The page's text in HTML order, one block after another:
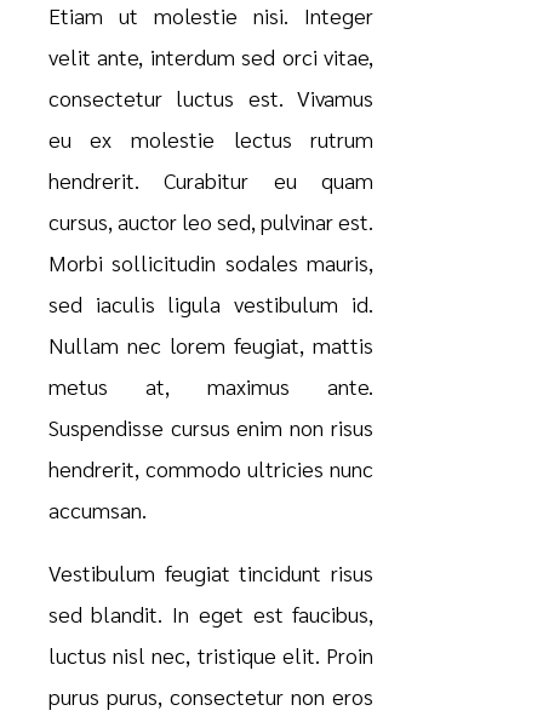
Etiam ut molestie nisi. Integer
velit ante, interdum sed orci vitae,
consectetur luctus est. Vivamus
eu ex molestie lectus rutrum
hendrerit. Curabitur eu quam
cursus, auctor leo sed, pulvinar est.
Morbi sollicitudin sodales mauris,
sed iaculis ligula vestibulum id.
Nullam nec lorem feugiat, mattis
metus at, maximus ante.
Suspendisse cursus enim non risus
hendrerit, commodo ultricies nunc
accumsan.
Vestibulum feugiat tincidunt risus
sed blandit. In eget est faucibus,
luctus nisl nec, tristique elit. Proin
purus purus, consectetur non eros